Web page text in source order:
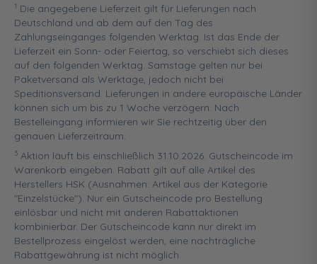
1 Die angegebene Lieferzeit gilt für Lieferungen nach
Deutschland und ab dem auf den Tag des
Zahlungseinganges folgenden Werktag. Ist das Ende der
Lieferzeit ein Sonn- oder Feiertag, so verschiebt sich dieses
auf den folgenden Werktag. Samstage gelten nur bei
Paketversand als Werktage, jedoch nicht bei
Speditionsversand. Lieferungen in andere europäische Länder
können sich um bis zu 1 Woche verzögern. Nach
Bestelleingang informieren wir Sie rechtzeitig über den
genauen Lieferzeitraum.
3 Aktion läuft bis einschließlich 31.10.2026. Gutscheincode im
Warenkorb eingeben. Rabatt gilt auf alle Artikel des
Herstellers HSK (Ausnahmen: Artikel aus der Kategorie
"Einzelstücke"). Nur ein Gutscheincode pro Bestellung
einlösbar und nicht mit anderen Rabattaktionen
kombinierbar. Der Gutscheincode kann nur direkt im
Bestellprozess eingelöst werden, eine nachträgliche
Rabattgewährung ist nicht möglich.